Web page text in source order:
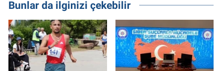
Bunlar da ilginizi çekebilir